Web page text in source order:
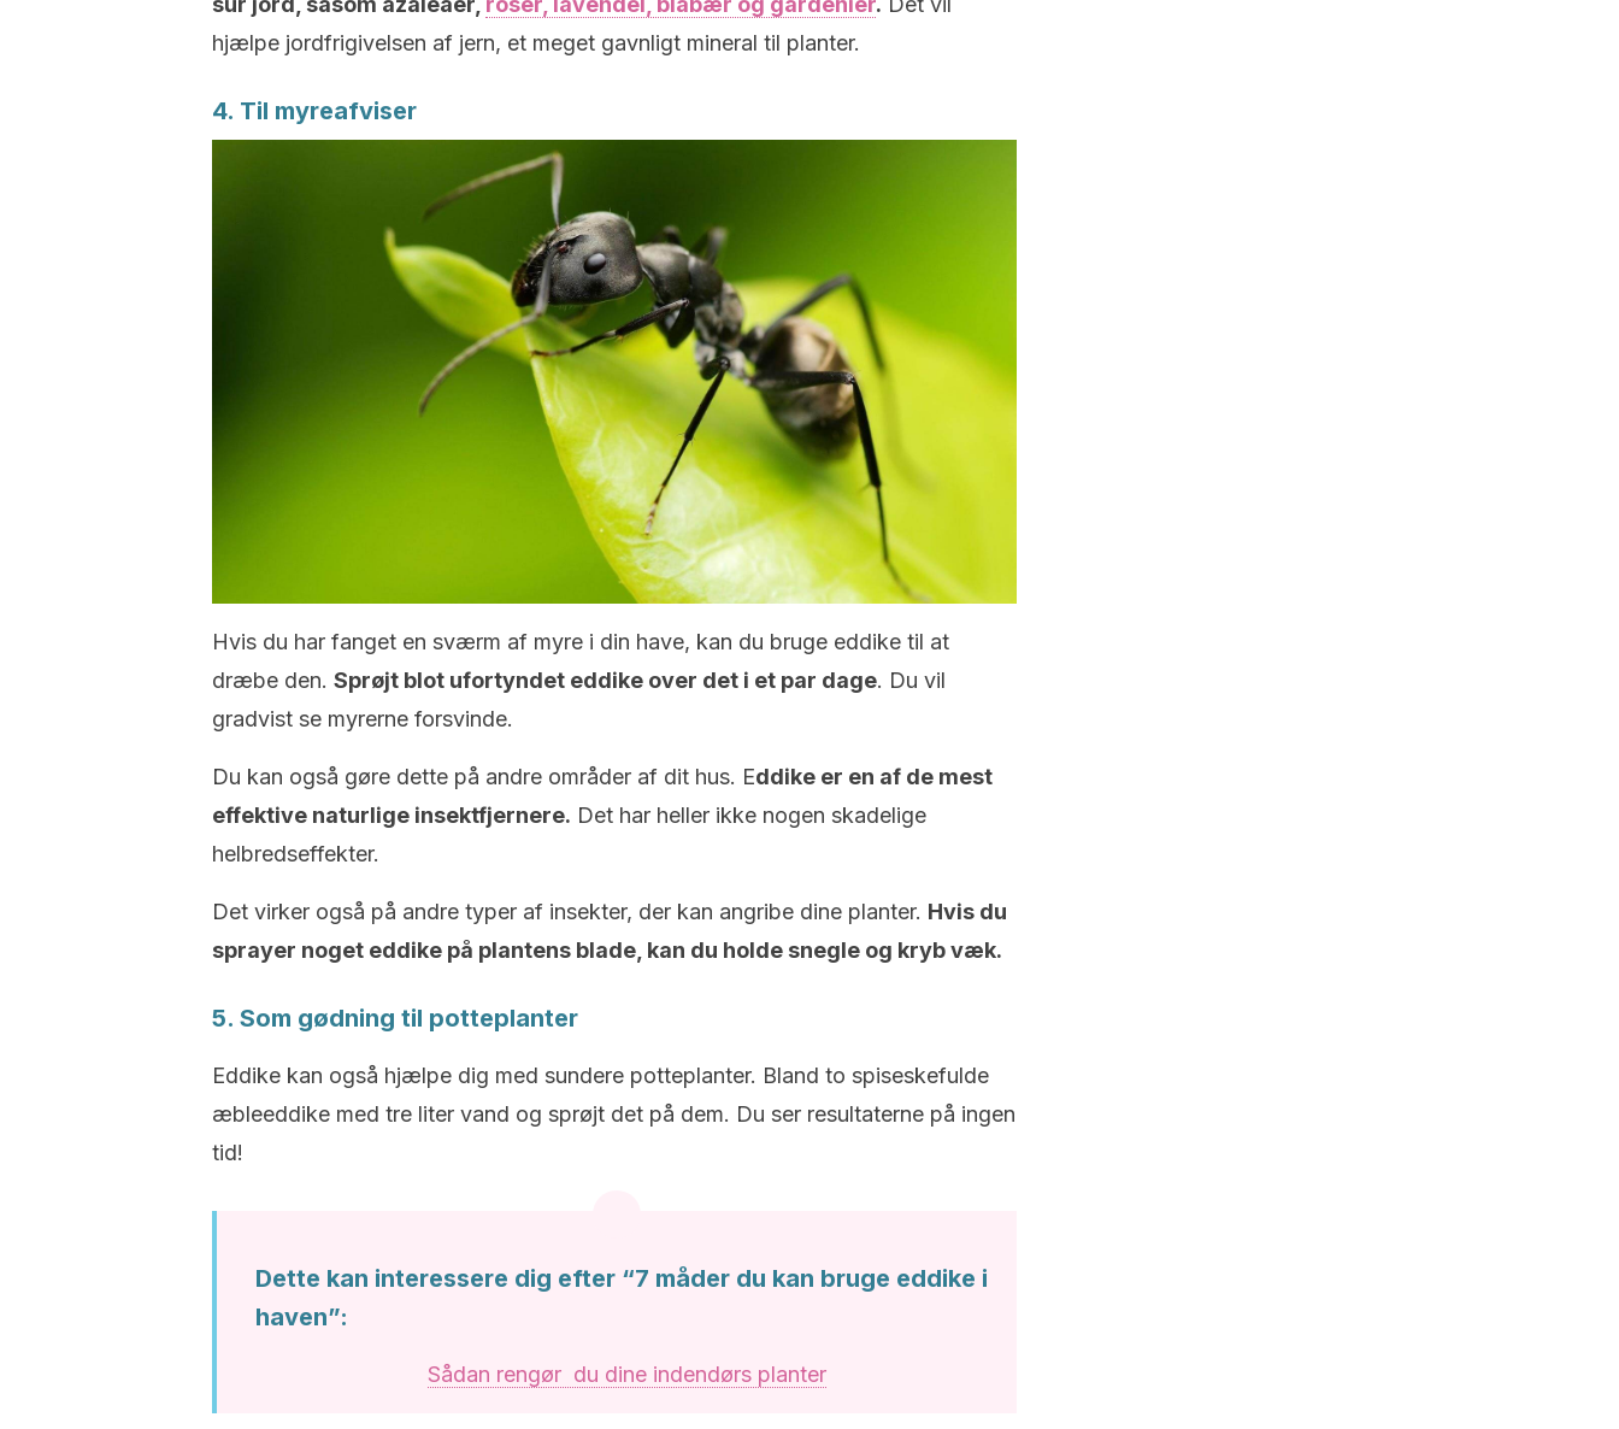
hjælpe jordfrigivelsen af jern, et meget gavnligt mineral til planter.
4. Til myreafviser
Hvis du har fanget en sværm af myre i din have, kan du bruge eddike til at
dræbe den. Sprøjt blot ufortyndet eddike over det i et par dage. Du vil
gradvist se myrerne forsvinde.
Du kan også gøre dette på andre områder af dit hus. Eddike er en af de mest
effektive naturlige insektfjernere. Det har heller ikke nogen skadelige
helbredseffekter.
Det virker også på andre typer af insekter, der kan angribe dine planter. Hvis du
sprayer noget eddike på plantens blade, kan du holde snegle og kryb væk.
5. Som gødning til potteplanter
Eddike kan også hjælpe dig med sundere potteplanter. Bland to spiseskefulde
æbleeddike med tre liter vand og sprøjt det på dem. Du ser resultaterne på ingen
tid!
Dette kan interessere dig efter “7 måder du kan bruge eddike i
haven”:
Sådan rengør du dine indendørs planter